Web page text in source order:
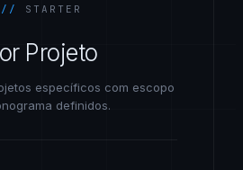
// STARTER
Projeto
específicos com escopo
definidos.